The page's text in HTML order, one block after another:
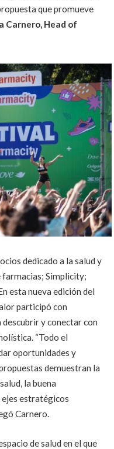
que promueve
Carnero, Head of
dedicado a la salud y
farmacias; Simplicity;
esta nueva edición del
participó con
y conectar con
“Todo el
oportunidades y
demuestran la
la buena
estratégicos
Carnero.
de salud en el que